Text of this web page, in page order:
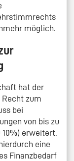
möglich.
hat der
Recht zum
bei
von bis zu
10%) erweitert.
eine
Finanzbedarf